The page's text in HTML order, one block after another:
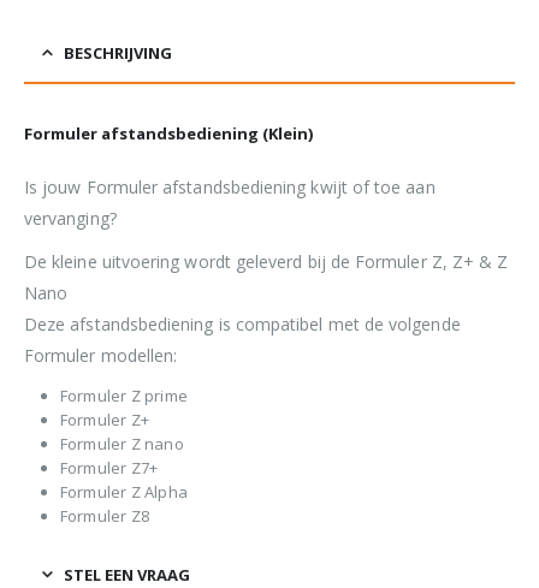
BESCHRIJVING
Formuler afstandsbediening (Klein)
Is jouw Formuler afstandsbediening kwijt of toe aan
vervanging?
De kleine uitvoering wordt geleverd bij de Formuler Z, Z+ & Z
Nano
Deze afstandsbediening is compatibel met de volgende
Formuler modellen:
Formuler Z prime
Formuler Z+
Formuler Z nano
Formuler Z7+
Formuler Z Alpha
Formuler Z8
STEL EEN VRAAG